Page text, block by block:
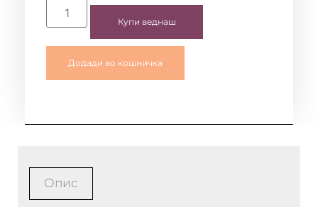
Купи веднаш
Додади во кошничка
Опис